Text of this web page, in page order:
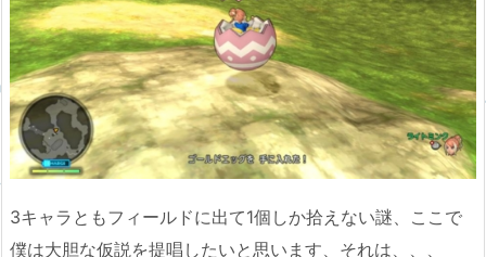
3キャラともフィールドに出て1個しか拾えない謎、ここで
僕は大胆な仮説を提唱したいと思います、それは、、、